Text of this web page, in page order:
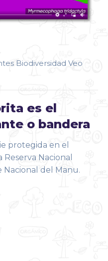
Biodiversidad Veo
es el
o bandera
protegida en el
Reserva Nacional
Nacional del Manu.